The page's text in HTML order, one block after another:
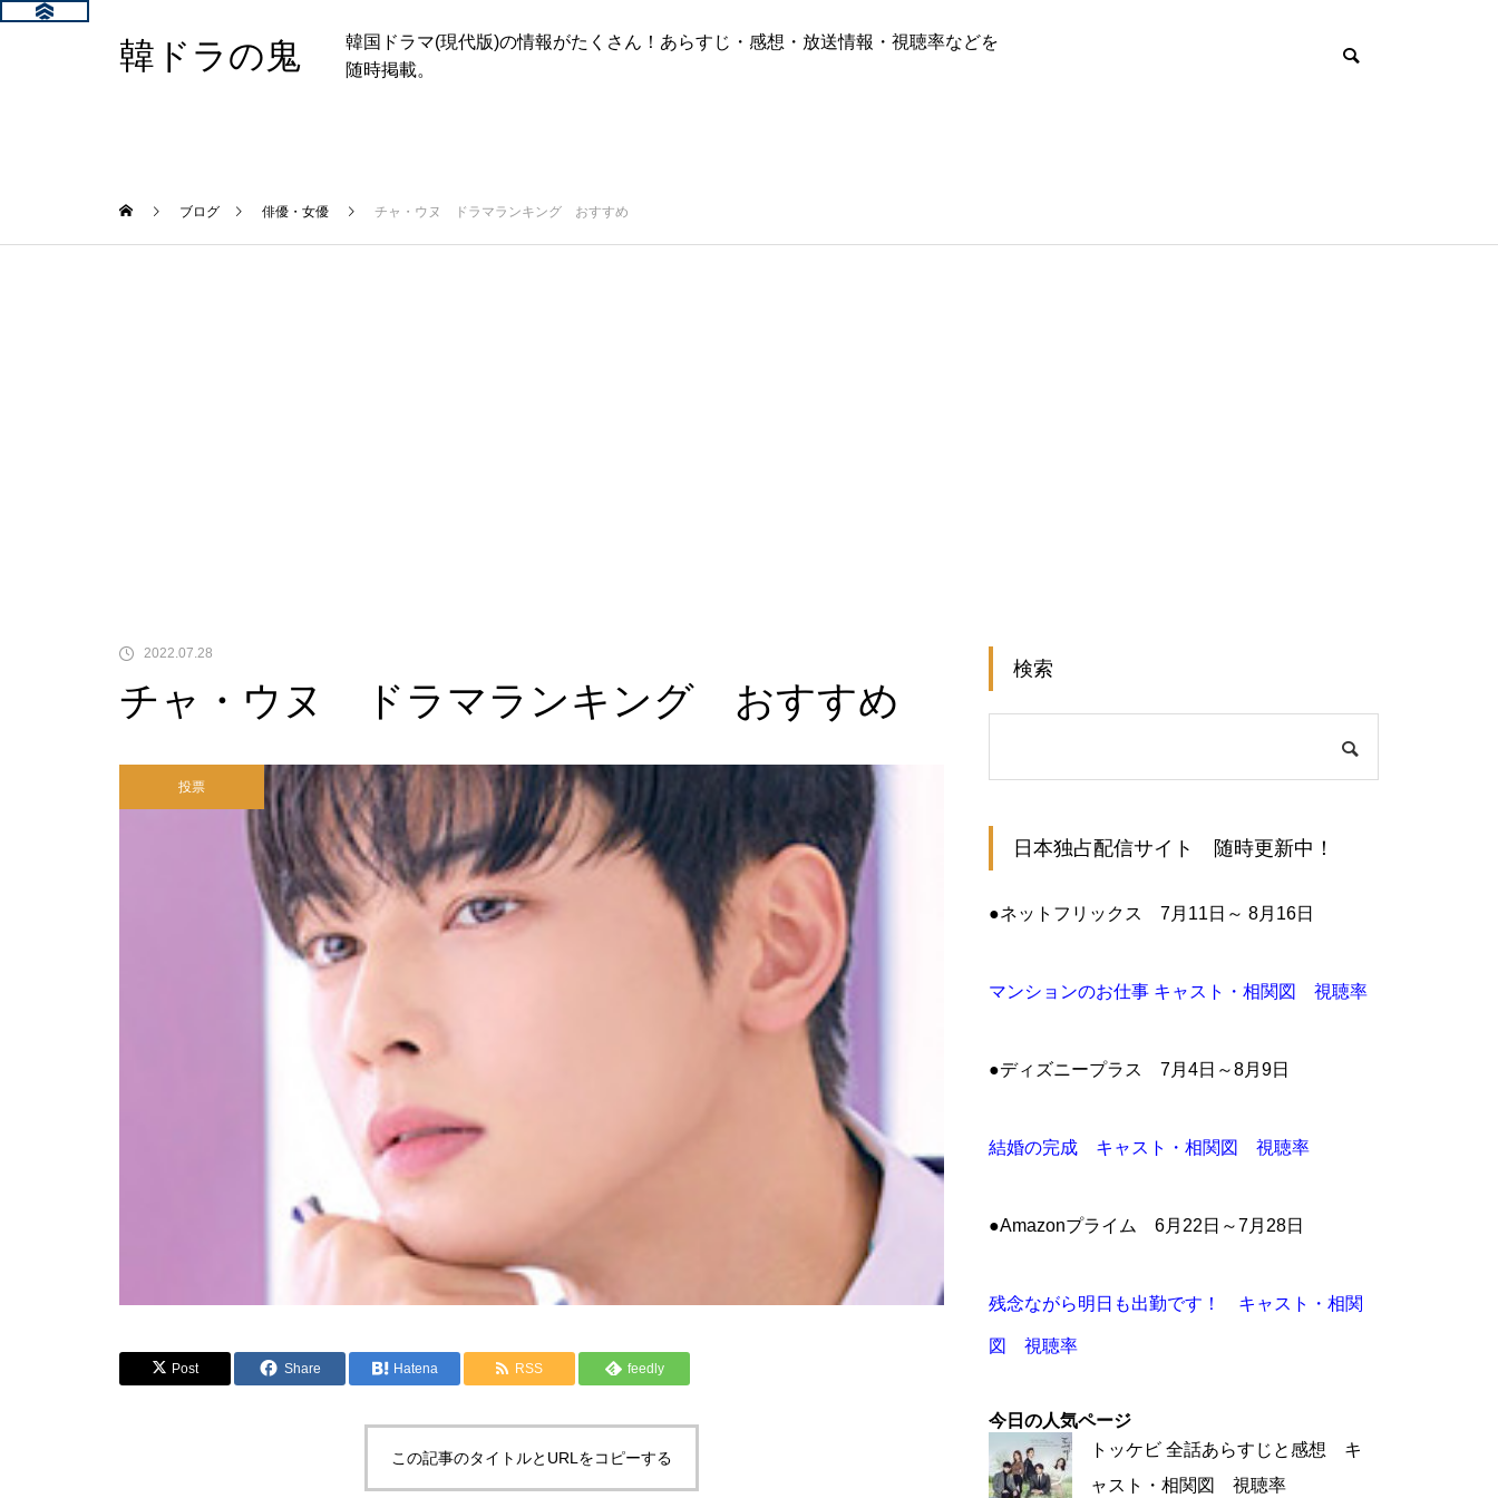
韓ドラの鬼
韓国ドラマ(現代版)の情報がたくさん！あらすじ・感想・放送情報・視聴率などを
随時掲載。
ブログ 俳優・女優 チャ・ウヌ ドラマランキング おすすめ
2022.07.28
チャ・ウヌ ドラマランキング おすすめ
投票
Post Share Hatena RSS feedly
この記事のタイトルとURLをコピーする
検索
日本独占配信サイト 随時更新中！
●ネットフリックス 7月11日～ 8月16日
マンションのお仕事 キャスト・相関図 視聴率
●ディズニープラス 7月4日～8月9日
結婚の完成 キャスト・相関図 視聴率
●Amazonプライム 6月22日～7月28日
残念ながら明日も出勤です！ キャスト・相関
図 視聴率
今日の人気ページ
トッケビ 全話あらすじと感想 キ
ャスト・相関図 視聴率